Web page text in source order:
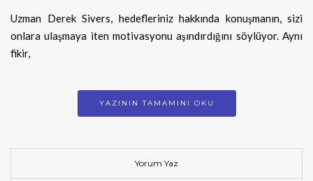
Uzman Derek Sivers, hedefleriniz hakkında konuşmanın, sizi
onlara ulaşmaya iten motivasyonu aşındırdığını söylüyor. Aynı
fikir,
YAZININ TAMAMINI OKU
Yorum Yaz